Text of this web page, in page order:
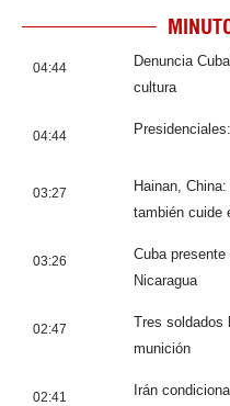
04:44
Denuncia
cultura
04:44
03:27
Hainan,
también cuide
03:26
Cuba
Nicaragua
02:47
Tres soldados
munición
02:41
Irán